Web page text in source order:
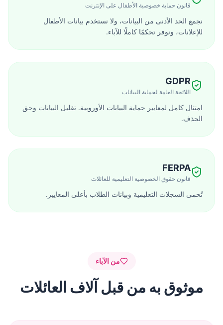
قانون حماية خصوصية الأطفال على الإنترنت
نجمع الحد الأدنى من البيانات، ولا نستخدم بيانات الأطفال
للإعلانات، ونوفر تحكمًا كاملًا للآباء.
GDPR
اللائحة العامة لحماية البيانات
امتثال كامل لمعايير حماية البيانات الأوروبية. تقليل البيانات وحق
الحذف.
FERPA
قانون حقوق الخصوصية التعليمية للعائلات
تُحمى السجلات التعليمية وبيانات الطلاب بأعلى المعايير.
من الآباء
موثوق به من قبل آلاف العائلات